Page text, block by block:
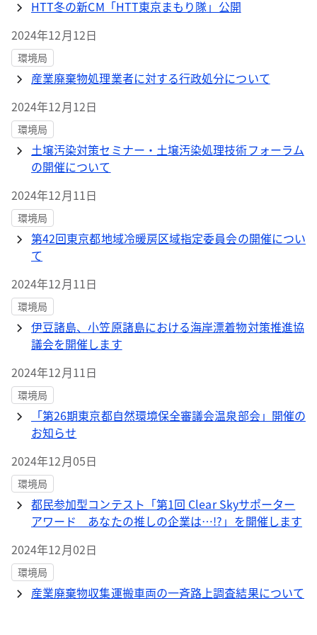
HTT冬の新CM「HTT東京まもり隊」公開
2024年12月12日
環境局
産業廃棄物処理業者に対する行政処分について
2024年12月12日
環境局
土壌汚染対策セミナー・土壌汚染処理技術フォーラム
の開催について
2024年12月11日
環境局
第42回東京都地域冷暖房区域指定委員会の開催につい
て
2024年12月11日
環境局
伊豆諸島、小笠原諸島における海岸漂着物対策推進協
議会を開催します
2024年12月11日
環境局
「第26期東京都自然環境保全審議会温泉部会」開催の
お知らせ
2024年12月05日
環境局
都民参加型コンテスト「第1回 Clear Skyサポーター
アワード あなたの推しの企業は…!?」を開催します
2024年12月02日
環境局
産業廃棄物収集運搬車両の一斉路上調査結果について